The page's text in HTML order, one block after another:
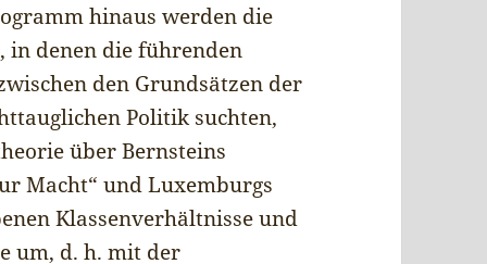
hinaus werden die
in denen die führenden
den Grundsätzen der
Politik suchten,
über Bernsteins
Macht“ und Luxemburgs
Klassenverhältnisse und
um, d. h. mit der